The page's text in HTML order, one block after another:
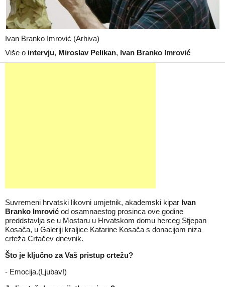
Ivan Branko Imrović (Arhiva)
Više o intervju, Miroslav Pelikan, Ivan Branko Imrović
Suvremeni hrvatski likovni umjetnik, akademski kipar Ivan
Branko Imrović od osamnaestog prosinca ove godine
preddstavlja se u Mostaru u Hrvatskom domu herceg Stjepan
Kosača, u Galeriji kraljice Katarine Kosača s donacijom niza
crteža Crtačev dnevnik.
Što je ključno za Vaš pristup crtežu?
-⁠ Emocija.(Ljubav!)